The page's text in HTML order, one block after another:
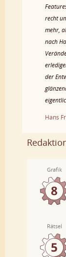
recht
mehr,
nach
der
Hans
Grafik
Rätsel